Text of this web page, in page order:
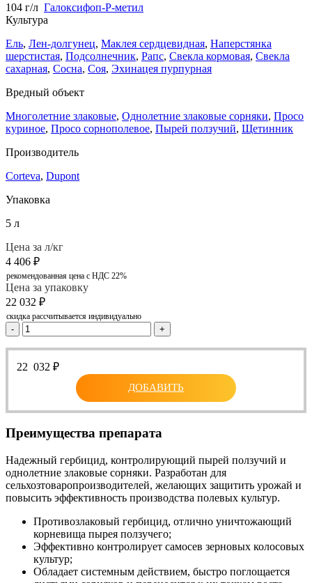
104 г/л Галоксифоп-Р-метил
Культура
Ель, Лен-долгунец, Маклея сердцевидная, Наперстянка
шерстистая, Подсолнечник, Рапс, Свекла кормовая, Свекла
сахарная, Сосна, Соя, Эхинацея пурпурная
Вредный объект
Многолетние злаковые, Однолетние злаковые сорняки, Просо
куриное, Просо сорнополевое, Пырей ползучий, Щетинник
Производитель
Corteva, Dupont
Упаковка
5 л
Цена за л/кг
4 406 ₽
рекомендованная цена с НДС 22%
Цена за упаковку
22 032 ₽
скидка рассчитывается индивидуально
- +
22 032 ₽
ДОБАВИТЬ
Преимущества препарата
Надежный гербицид, контролирующий пырей ползучий и
однолетние злаковые сорняки. Разработан для
сельхозтоваропроизводителей, желающих защитить урожай и
повысить эффективность производства полевых культур.
Противозлаковый гербицид, отлично уничтожающий
корневища пырея ползучего;
Эффективно контролирует самосев зерновых колосовых
культур;
Обладает системным действием, быстро поглощается